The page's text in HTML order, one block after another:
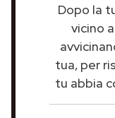
Dopo la
vicino
tua, per
tu abbia